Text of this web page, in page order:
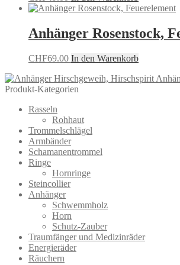
Anhänger Rosenstock,
CHF69.00 In den Warenkorb
Produkt-Kategorien
Rasseln
Rohhaut
Trommelschlägel
Armbänder
Schamanentrommel
Ringe
Hornringe
Steincollier
Anhänger
Schwemmholz
Horn
Schutz-Zauber
Traumfänger und Medizinräder
Energieräder
Räuchern